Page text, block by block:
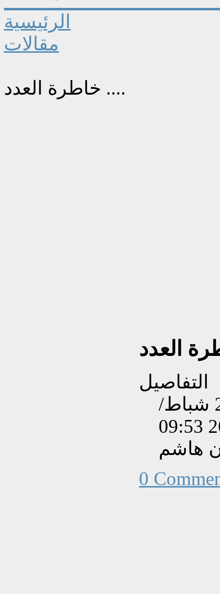
الرئيسية
مقالات
خاطرة العدد ....
التفاصيل
تم إنشاءه بتاريخ الخميس, 29 شباط/
هاشم
0